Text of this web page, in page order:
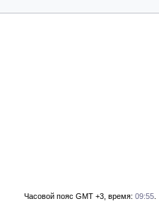
Часовой пояс GMT +3, время: 09:55.